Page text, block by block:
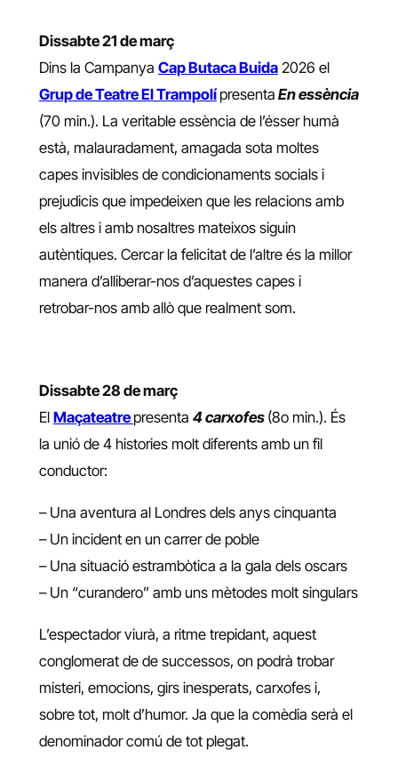
Dissabte 21 de març
Dins la Campanya Cap Butaca Buida2026 el
Grup de Teatre El Trampolí presenta En essència
(70 min.). La veritable essència de l’ésser humà
està, malauradament, amagada sota moltes
capes invisibles de condicionaments socials i
prejudicis que impedeixen que les relacions amb
els altres i amb nosaltres mateixos siguin
autèntiques. Cercar la felicitat de l’altre és la millor
manera d’alliberar-nos d’aquestes capes i
retrobar-nos amb allò que realment som.
Dissabte 28 de març
El Maçateatrepresenta 4 carxofes (8o min.). És
la unió de 4 histories molt diferents amb un fil
conductor:
– Una aventura al Londres dels anys cinquanta
– Un incident en un carrer de poble
– Una situació estrambòtica a la gala dels oscars
– Un “curandero” amb uns mètodes molt singulars
L’espectador viurà, a ritme trepidant, aquest
conglomerat de de successos, on podrà trobar
misteri, emocions, girs inesperats, carxofes i,
sobre tot, molt d’humor. Ja que la comèdia serà el
denominador comú de tot plegat.